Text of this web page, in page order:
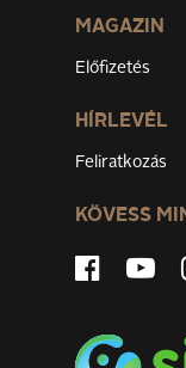
MAGAZIN
Előfizetés
HÍRLEVÉL
Feliratkozás
KÖVESS